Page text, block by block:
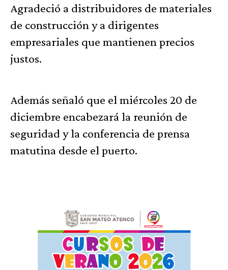
Agradeció a distribuidores de materiales
de construcción y a dirigentes
empresariales que mantienen precios
justos.
Además señaló que el miércoles 20 de
diciembre encabezará la reunión de
seguridad y la conferencia de prensa
matutina desde el puerto.